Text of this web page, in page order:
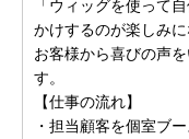
「ウィッグを使って
かけするのが楽しみに
お客様から喜びの声
す。
【仕事の流れ】
・担当顧客を個室ブ